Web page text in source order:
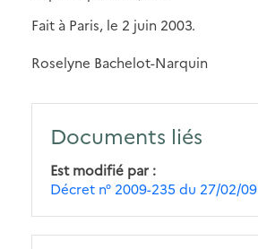
Fait à Paris, le 2 juin 2003.
Roselyne Bachelot-Narquin
Documents liés
Est modifié par
Décret n° 2009-235 du 27/02/09